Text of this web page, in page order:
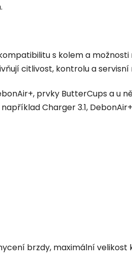
s kolem a možnosti
citlivost, kontrolu a servisní
prvky ButterCups a u
Charger 3.1,
brzdy, maximální velikost